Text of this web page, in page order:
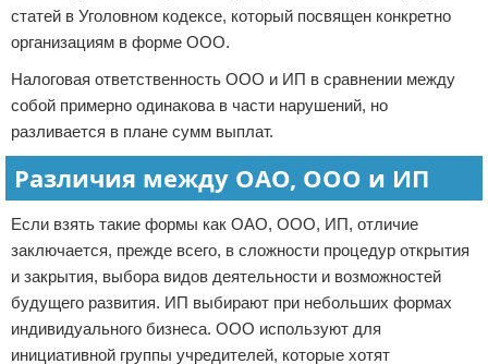
статей в Уголовном кодексе, который посвящен конкретно
организациям в форме ООО.
Налоговая ответственность ООО и ИП в сравнении между
собой примерно одинакова в части нарушений, но
разливается в плане сумм выплат.
Различия между ОАО, ООО и ИП
Если взять такие формы как ОАО, ООО, ИП, отличие
заключается, прежде всего, в сложности процедур открытия
и закрытия, выбора видов деятельности и возможностей
будущего развития. ИП выбирают при небольших формах
индивидуального бизнеса. ООО используют для
инициативной группы учредителей, которые хотят